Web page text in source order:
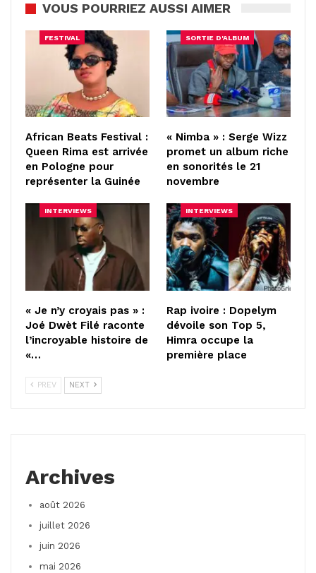
VOUS POURRIEZ AUSSI AIMER
FESTIVAL
African Beats Festival :
Queen Rima est arrivée
en Pologne pour
représenter la Guinée
SORTIE D'ALBUM
« Nimba » : Serge Wizz
promet un album riche
en sonorités le 21
novembre
INTERVIEWS
« Je n’y croyais pas » :
Joé Dwèt Filé raconte
l’incroyable histoire de
«…
INTERVIEWS
Rap ivoire : Dopelym
dévoile son Top 5,
Himra occupe la
première place
PREV NEXT
Archives
août 2026
juillet 2026
juin 2026
mai 2026